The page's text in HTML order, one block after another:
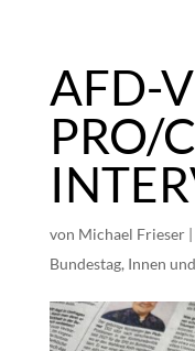
AFD-
PRO/
von Michael Frieser|
Bundestag, Innen